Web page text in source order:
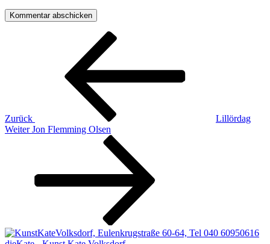
Beitragsnavigation
Zurück
Lillördag
Nächster
Weiter Jon Flemming Olsen